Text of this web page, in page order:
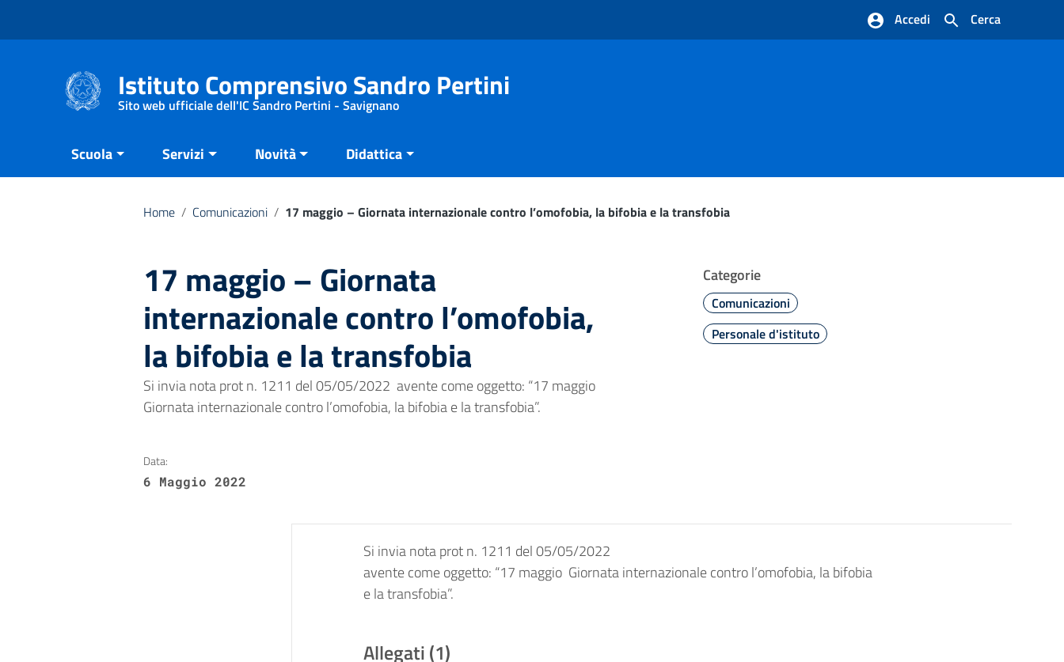
Cerca
Accedi
Istituto Comprensivo Sandro Pertini
Sito web ufficiale dell'IC Sandro Pertini - Savignano
Scuola Servizi Novità Didattica
Home / Comunicazioni / 17 maggio – Giornata internazionale contro l’omofobia, la bifobia e la transfobia
17 maggio – Giornata
internazionale contro l’omofobia,
la bifobia e la transfobia
Si invia nota prot n. 1211 del 05/05/2022 avente come oggetto: “17 maggio 
Giornata internazionale contro l’omofobia, la bifobia e la transfobia”.
Categorie
Comunicazioni
Personale d'istituto
Data:
6 Maggio 2022
Si invia nota prot n. 1211 del 05/05/2022
avente come oggetto: “17 maggio  Giornata internazionale contro l’omofobia, la bifobia
e la transfobia”.
Allegati (1)